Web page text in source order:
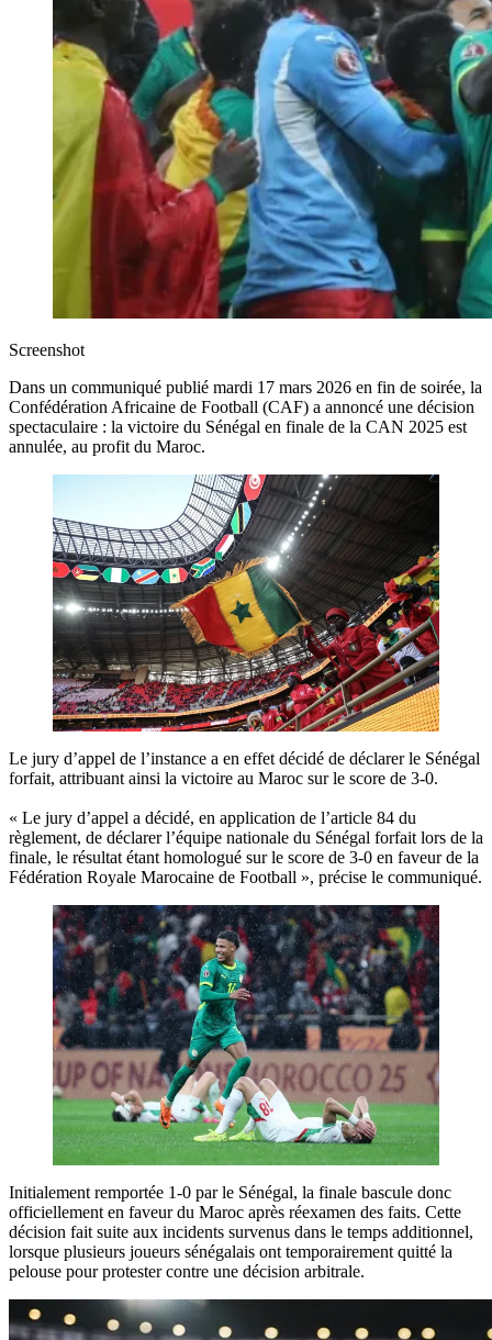
Screenshot
‎Dans un communiqué publié mardi 17 mars 2026 en fin de soirée, la
Confédération Africaine de Football (CAF) a annoncé une décision
spectaculaire : la victoire du Sénégal en finale de la CAN 2025 est
annulée, au profit du Maroc.
Le jury d’appel de l’instance a en effet décidé de déclarer le Sénégal
forfait, attribuant ainsi la victoire au Maroc sur le score de 3-0.
‎« Le jury d’appel a décidé, en application de l’article 84 du
règlement, de déclarer l’équipe nationale du Sénégal forfait lors de la
finale, le résultat étant homologué sur le score de 3-0 en faveur de la
Fédération Royale Marocaine de Football », précise le communiqué.
Initialement remportée 1-0 par le Sénégal, la finale bascule donc
officiellement en faveur du Maroc après réexamen des faits. Cette
décision fait suite aux incidents survenus dans le temps additionnel,
lorsque plusieurs joueurs sénégalais ont temporairement quitté la
pelouse pour protester contre une décision arbitrale.